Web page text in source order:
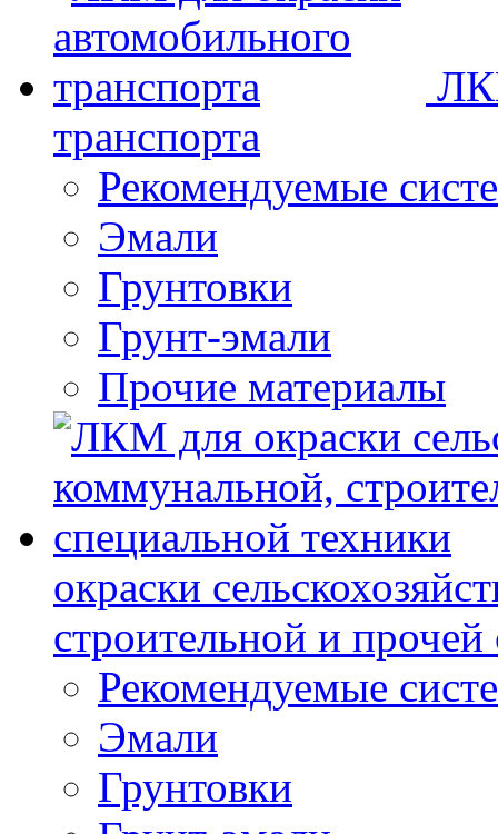
транспорта
Рекомендуемые
Эмали
Грунтовки
Грунт-эмали
Прочие материалы
окраски
строительной и
Рекомендуемые
Эмали
Грунтовки